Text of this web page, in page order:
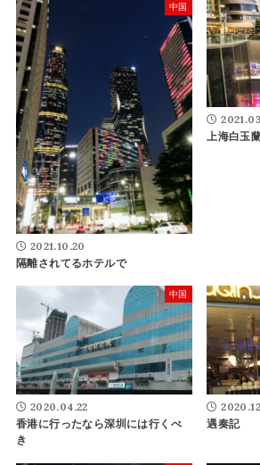
中国
2021.10.20
隔離されてるホテルで
上海白玉
中国
2020.04.22
香港に行ったなら深圳には行くべ
き
遇奏記